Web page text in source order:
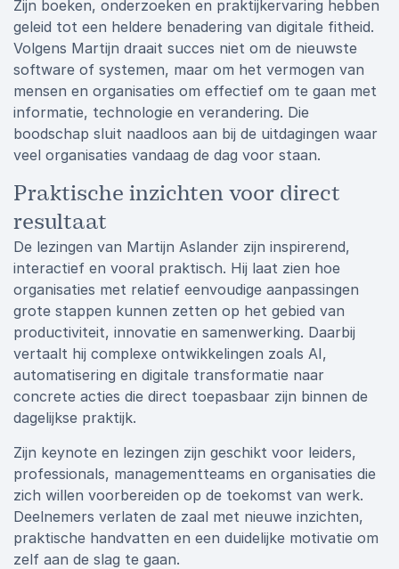
Zijn boeken, onderzoeken en praktijkervaring hebben
geleid tot een heldere benadering van digitale fitheid.
Volgens Martijn draait succes niet om de nieuwste
software of systemen, maar om het vermogen van
mensen en organisaties om effectief om te gaan met
informatie, technologie en verandering. Die
boodschap sluit naadloos aan bij de uitdagingen waar
veel organisaties vandaag de dag voor staan.
Praktische inzichten voor direct
resultaat
De lezingen van Martijn Aslander zijn inspirerend,
interactief en vooral praktisch. Hij laat zien hoe
organisaties met relatief eenvoudige aanpassingen
grote stappen kunnen zetten op het gebied van
productiviteit, innovatie en samenwerking. Daarbij
vertaalt hij complexe ontwikkelingen zoals AI,
automatisering en digitale transformatie naar
concrete acties die direct toepasbaar zijn binnen de
dagelijkse praktijk.
Zijn keynote en lezingen zijn geschikt voor leiders,
professionals, managementteams en organisaties die
zich willen voorbereiden op de toekomst van werk.
Deelnemers verlaten de zaal met nieuwe inzichten,
praktische handvatten en een duidelijke motivatie om
zelf aan de slag te gaan.